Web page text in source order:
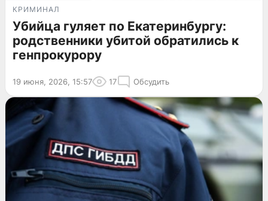
КРИМИНАЛ
Убийца гуляет по Екатеринбургу:
родственники убитой обратились к
генпрокурору
19 июня, 2026, 15:57 17 Обсудить